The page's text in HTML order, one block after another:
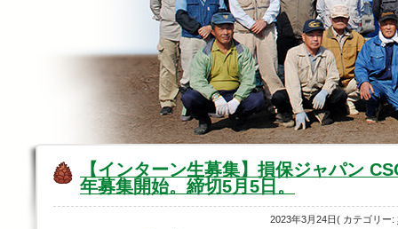
【インターン生募集】損保ジャパン
年募集開始。締切5月5日。
2023年3月24日( カテゴリー: